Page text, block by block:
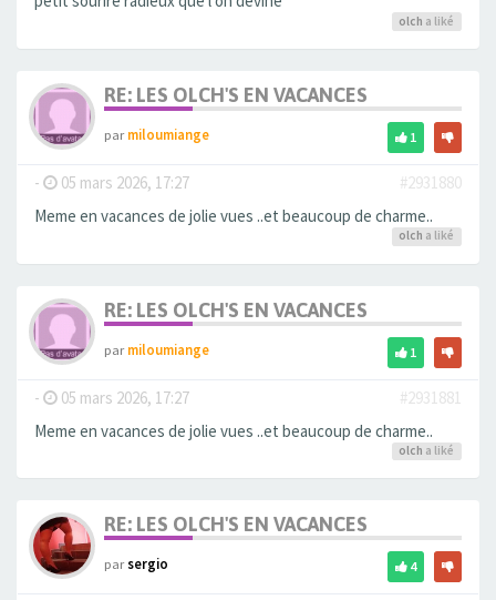
olch a liké
RE: LES OLCH'S EN VACANCES
parmiloumiange 1
- 05 mars 2026, 17:27
#2931880
Meme en vacances de jolie vues ..et beaucoup de charme..
olch a liké
RE: LES OLCH'S EN VACANCES
parmiloumiange 1
- 05 mars 2026, 17:27
#2931881
Meme en vacances de jolie vues ..et beaucoup de charme..
olch a liké
RE: LES OLCH'S EN VACANCES
parsergio 4